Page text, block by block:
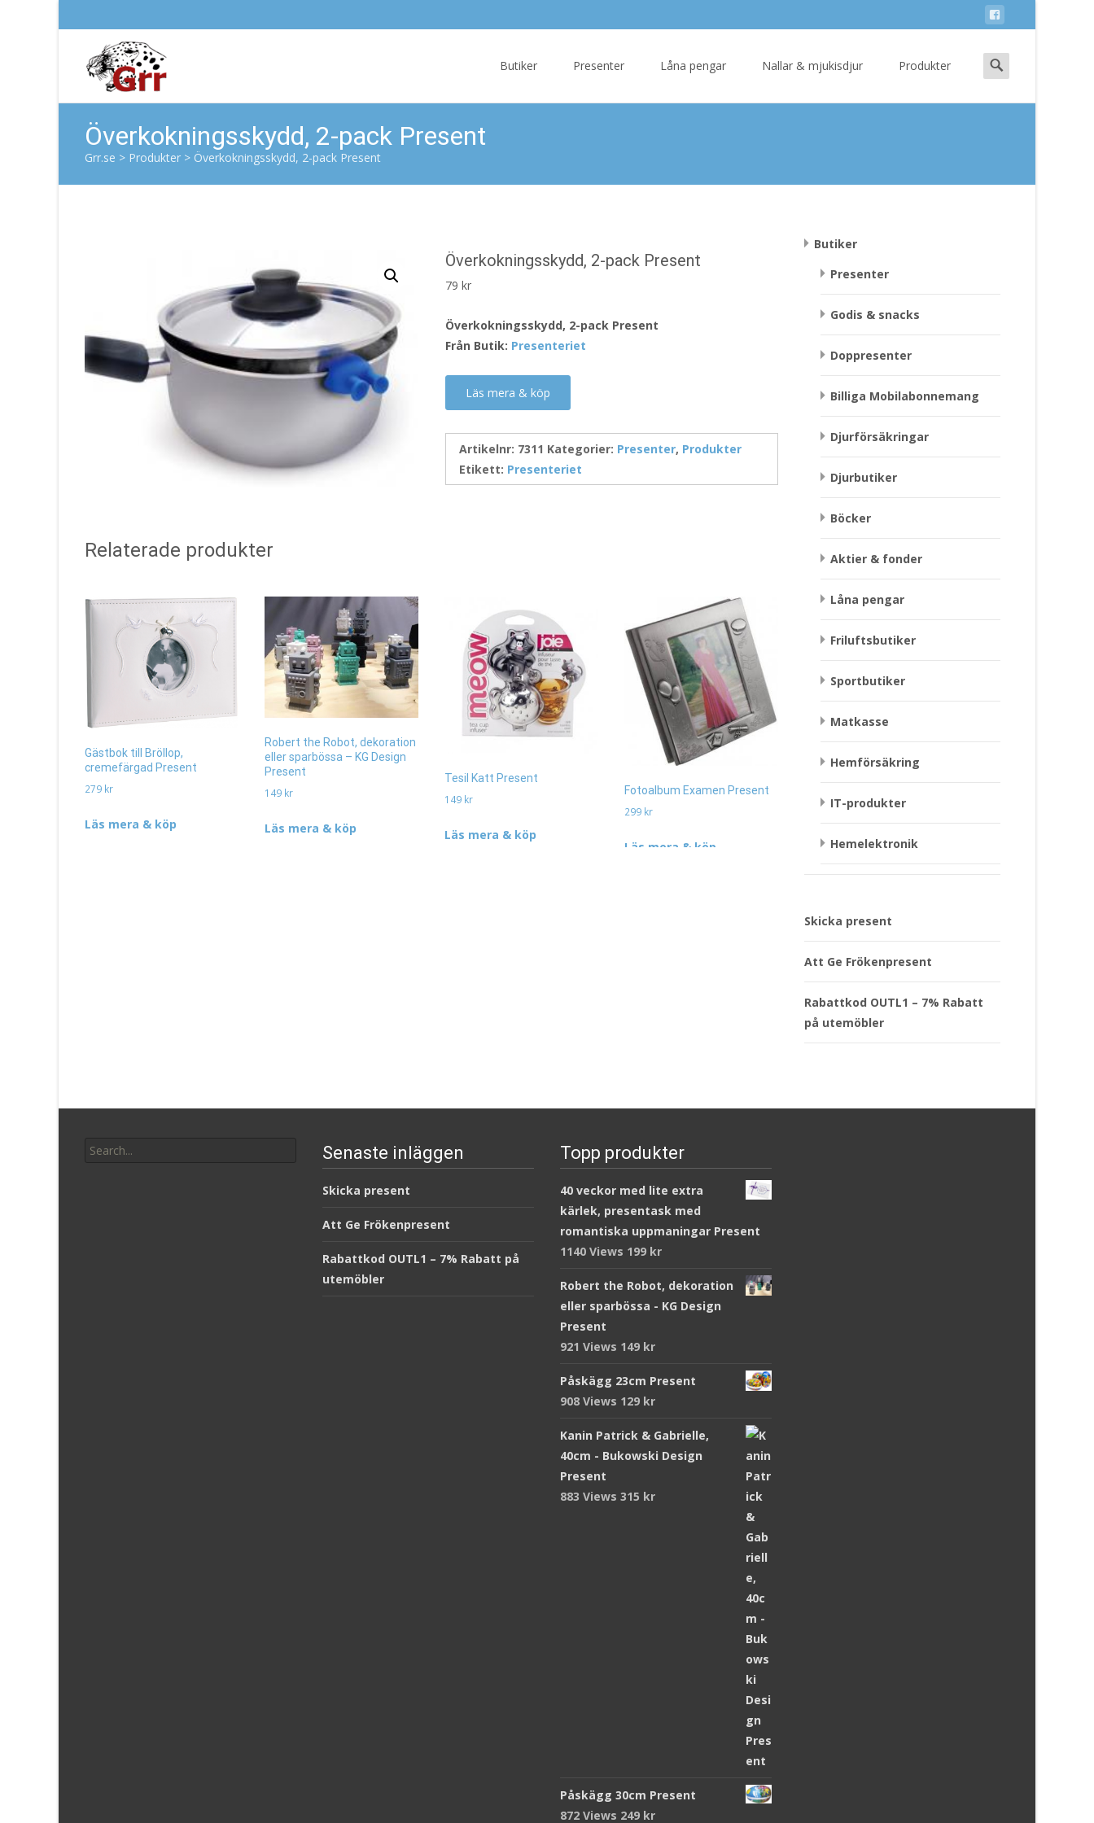
Butiker Presenter Låna pengar Nallar & mjukisdjur Produkter
Search
for:
Överkokningsskydd, 2-pack Present
Grr.se > Produkter > Överkokningsskydd, 2-pack Present
Överkokningsskydd, 2-pack Present
79kr
Överkokningsskydd, 2-pack Present
Från Butik: Presenteriet
Läs mera & köp
Artikelnr: 7311 Kategorier: Presenter, Produkter
Etikett: Presenteriet
Relaterade produkter
Gästbok till Bröllop,
cremefärgad Present
279 kr
Läs mera & köp
Robert the Robot, dekoration
eller sparbössa – KG Design
Present
149 kr
Läs mera & köp
Tesil Katt Present
149 kr
Läs mera & köp
Fotoalbum Examen Present
299 kr
Läs mera & köp
Present
289kr
Läs mera & köp
Butiker
Presenter
Godis & snacks
Doppresenter
Billiga Mobilabonnemang
Djurförsäkringar
Djurbutiker
Böcker
Aktier & fonder
Låna pengar
Friluftsbutiker
Sportbutiker
Matkasse
Hemförsäkring
IT-produkter
Hemelektronik
Skicka present
Att Ge Frökenpresent
Rabattkod OUTL1 – 7% Rabatt
på utemöbler
for:
Senaste inläggen
Skicka present
Att Ge Frökenpresent
Rabattkod OUTL1 – 7% Rabatt på
utemöbler
Topp produkter
40 veckor med lite extra
kärlek, presentask med
romantiska uppmaningar Present
1140 Views 199 kr
Robert the Robot, dekoration
eller sparbössa - KG Design
Present
921 Views 149 kr
Påskägg 23cm Present
908 Views 129 kr
Kanin Patrick & Gabrielle,
40cm - Bukowski Design
Present
883 Views 315 kr
Påskägg 30cm Present
872 Views 249 kr